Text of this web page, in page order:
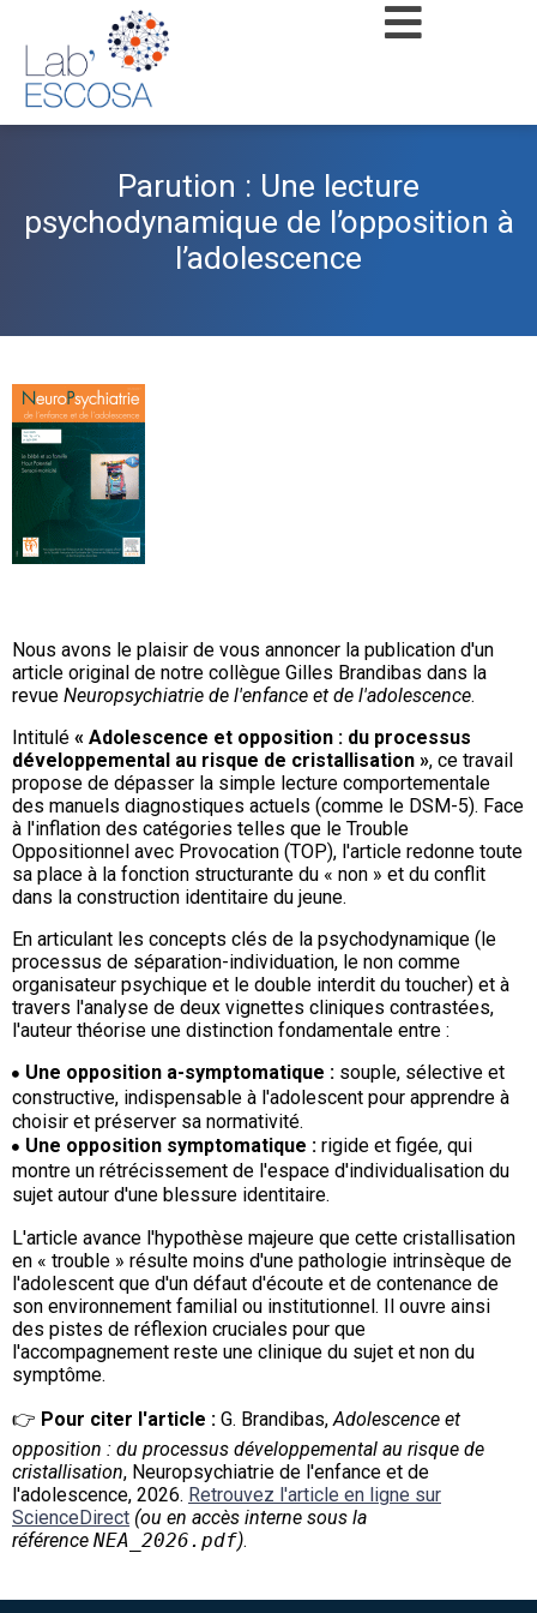
Parution : Une lecture
psychodynamique de l’opposition à
l’adolescence
Nous avons le plaisir de vous annoncer la publication d'un
article original de notre collègue Gilles Brandibas dans la
revue Neuropsychiatrie de l'enfance et de l'adolescence.
Intitulé « Adolescence et opposition : du processus
développemental au risque de cristallisation », ce travail
propose de dépasser la simple lecture comportementale
des manuels diagnostiques actuels (comme le DSM-5). Face
à l'inflation des catégories telles que le Trouble
Oppositionnel avec Provocation (TOP), l'article redonne toute
sa place à la fonction structurante du « non » et du conflit
dans la construction identitaire du jeune.
En articulant les concepts clés de la psychodynamique (le
processus de séparation-individuation, le non comme
organisateur psychique et le double interdit du toucher) et à
travers l'analyse de deux vignettes cliniques contrastées,
l'auteur théorise une distinction fondamentale entre :
Une opposition a-symptomatique : souple, sélective et
constructive, indispensable à l'adolescent pour apprendre à
choisir et préserver sa normativité.
Une opposition symptomatique : rigide et figée, qui
montre un rétrécissement de l'espace d'individualisation du
sujet autour d'une blessure identitaire.
L'article avance l'hypothèse majeure que cette cristallisation
en « trouble » résulte moins d'une pathologie intrinsèque de
l'adolescent que d'un défaut d'écoute et de contenance de
son environnement familial ou institutionnel. Il ouvre ainsi
des pistes de réflexion cruciales pour que
l'accompagnement reste une clinique du sujet et non du
symptôme.
👉 Pour citer l'article : G. Brandibas, Adolescence et
opposition : du processus développemental au risque de
cristallisation, Neuropsychiatrie de l'enfance et de
l'adolescence, 2026. Retrouvez l'article en ligne sur
ScienceDirect (ou en accès interne sous la
référence NEA_2026.pdf).